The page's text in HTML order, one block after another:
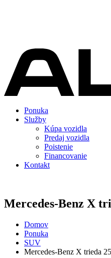
Ponuka
Služby
Kúpa vozidla
Predaj vozidla
Poistenie
Financovanie
Kontakt
Mercedes-Benz X
Domov
Ponuka
SUV
Mercedes-Benz X trieda